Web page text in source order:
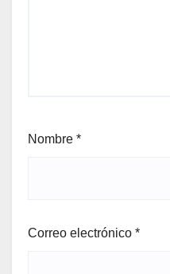
Nombre *
Correo electrónico *